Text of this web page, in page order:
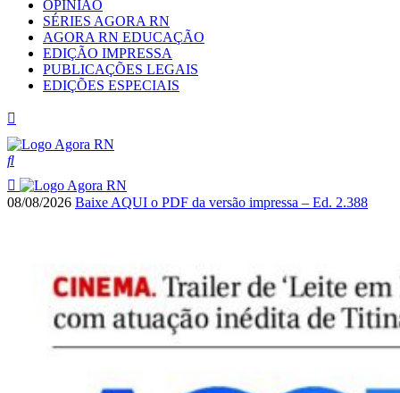
OPINIÃO
SÉRIES AGORA RN
AGORA RN EDUCAÇÃO
EDIÇÃO IMPRESSA
PUBLICAÇÕES LEGAIS
EDIÇÕES ESPECIAIS
08/08/2026 Baixe AQUI o PDF da versão impressa – Ed. 2.388